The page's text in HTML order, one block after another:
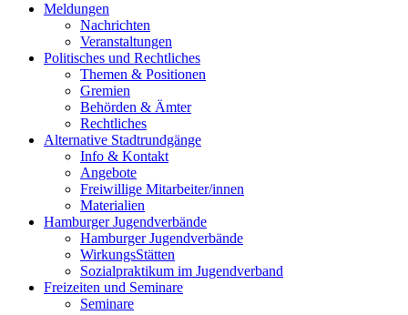
Meldungen
Nachrichten
Veranstaltungen
Politisches und Rechtliches
Themen & Positionen
Gremien
Behörden & Ämter
Rechtliches
Alternative Stadtrundgänge
Info & Kontakt
Angebote
Freiwillige Mitarbeiter/innen
Materialien
Hamburger Jugendverbände
Hamburger Jugendverbände
WirkungsStätten
Sozialpraktikum im Jugendverband
Freizeiten und Seminare
Seminare